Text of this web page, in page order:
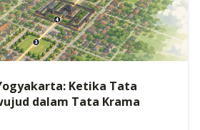
Ketika Tata
dalam Tata Krama